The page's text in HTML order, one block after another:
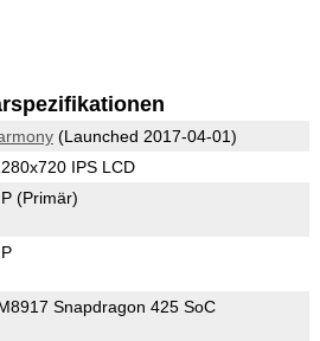
(Launched 2017-04-01)
IPS LCD
(Primär)
Snapdragon 425 SoC